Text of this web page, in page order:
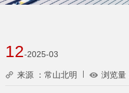
12-2025-03
来源 ：常山北明 浏览量